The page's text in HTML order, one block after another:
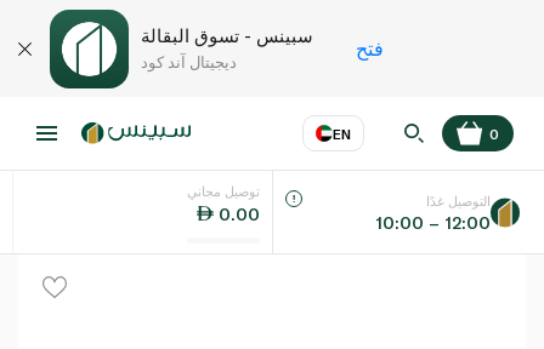
سبينس - تسوق البقالة
ديجيتال آند كود
فتح
EN
اللغة عر
0
توصيل مجاني
0.00
التوصيل غدًا
10:00 – 12:00